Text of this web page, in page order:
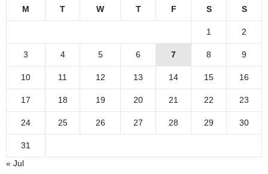
M T W T F S S
1 2
3 4 5 6 7 8 9
10 11 12 13 14 15 16
17 18 19 20 21 22 23
24 25 26 27 28 29 30
31
« Jul